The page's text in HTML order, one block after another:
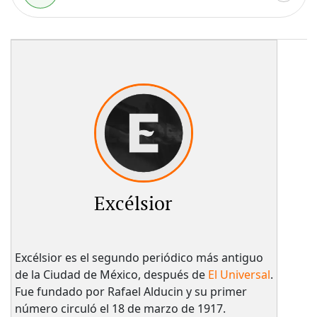
Excélsior
Excélsior es el segundo periódico más antiguo
de la Ciudad de México, después de El Universal.
Fue fundado por Rafael Alducin y su primer
número circuló el 18 de marzo de 1917.